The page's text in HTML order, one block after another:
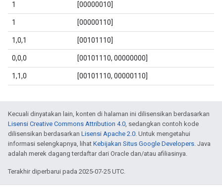
1 [00000010]
1 [00000110]
1,0,1 [00101110]
0,0,0 [00101110, 00000000]
1,1,0 [00101110, 00000110]
Kecuali dinyatakan lain, konten di halaman ini dilisensikan berdasarkan
Lisensi Creative Commons Attribution 4.0, sedangkan contoh kode
dilisensikan berdasarkan Lisensi Apache 2.0. Untuk mengetahui
informasi selengkapnya, lihat Kebijakan Situs Google Developers. Java
adalah merek dagang terdaftar dari Oracle dan/atau afiliasinya.
Terakhir diperbarui pada 2025-07-25 UTC.